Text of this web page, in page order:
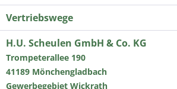
Vertriebswege
H.U. Scheulen GmbH & Co. KG
Trompeterallee 190
41189 Mönchengladbach
Gewerbegebiet Wickrath